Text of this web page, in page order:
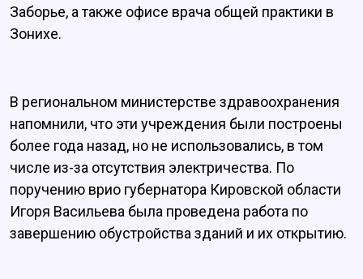
Заборье, а также офисе врача общей практики в
Зонихе.
В региональном министерстве здравоохранения
напомнили, что эти учреждения были построены
более года назад, но не использовались, в том
числе из-за отсутствия электричества. По
поручению врио губернатора Кировской области
Игоря Васильева была проведена работа по
завершению обустройства зданий и их открытию.